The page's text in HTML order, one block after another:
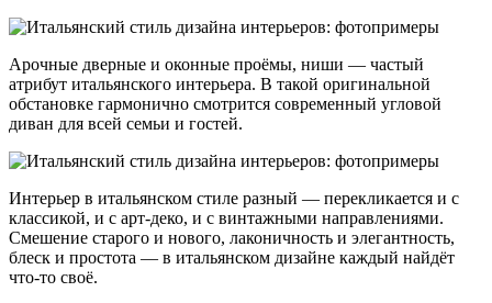
Арочные дверные и оконные проёмы, ниши — частый
атрибут итальянского интерьера. В такой оригинальной
обстановке гармонично смотрится современный угловой
диван для всей семьи и гостей.
Интерьер в итальянском стиле разный — перекликается и с
классикой, и с арт-деко, и с винтажными направлениями.
Смешение старого и нового, лаконичность и элегантность,
блеск и простота — в итальянском дизайне каждый найдёт
что-то своё.